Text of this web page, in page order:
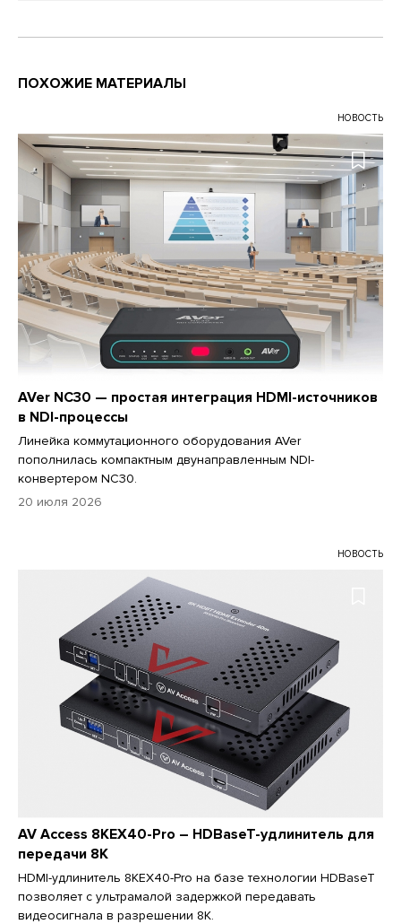
ПОХОЖИЕ МАТЕРИАЛЫ
НОВОСТЬ
AVer NC30 — простая интеграция HDMI-источников
в NDI-процессы
Линейка коммутационного оборудования AVer
пополнилась компактным двунаправленным NDI-
конвертером NC30.
20 июля 2026
НОВОСТЬ
AV Access 8KEX40-Pro – HDBaseT-удлинитель для
передачи 8K
HDMI-удлинитель 8KEX40-Pro на базе технологии HDBaseT
позволяет с ультрамалой задержкой передавать
видеосигнала в разрешении 8K.